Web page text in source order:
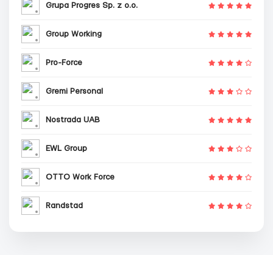
Grupa Progres Sp. z o.o.
Group Working
Pro-Force
Gremi Personal
Nostrada UAB
EWL Group
OTTO Work Force
Randstad